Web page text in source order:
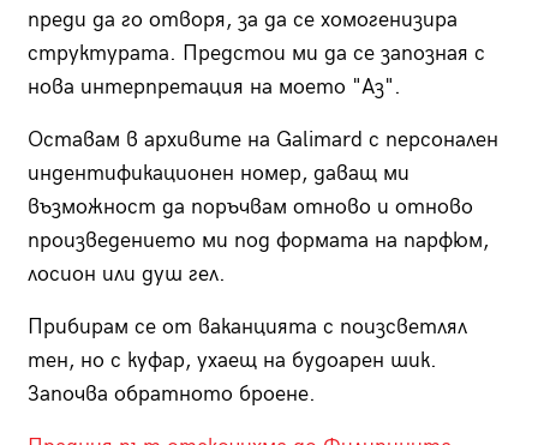
преди да го отворя, за да се хомогенизира
структурата. Предстои ми да се запозная с
нова интерпретация на моето "Аз".
Оставам в архивите на Galimard с персонален
индентификационен номер, даващ ми
възможност да поръчвам отново и отново
произведението ми под формата на парфюм,
лосион или душ гел.
Прибирам се от ваканцията с поизсветлял
тен, но с куфар, ухаещ на будоарен шик.
Започва обратното броене.